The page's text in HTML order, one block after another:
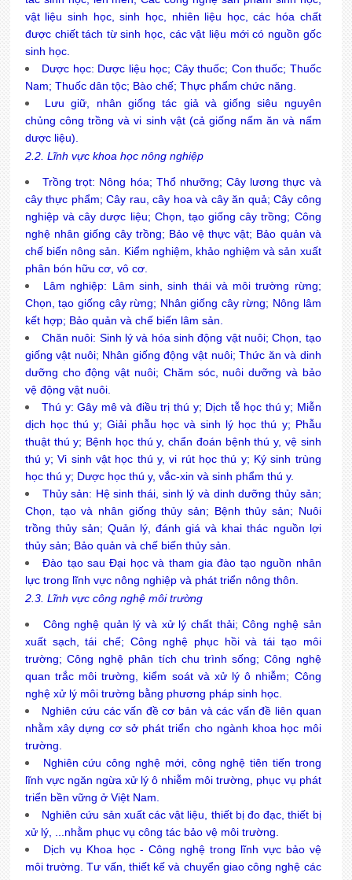
vật liệu sinh học, sinh học, nhiên liệu học, các hóa chất
được chiết tách từ sinh học, các vật liệu mới có nguồn gốc
sinh học.
Dược học: Dược liệu học; Cây thuốc; Con thuốc; Thuốc
Nam; Thuốc dân tộc; Bào chế; Thực phẩm chức năng.
Lưu giữ, nhân giống tác giả và giống siêu nguyên
chủng công trồng và vi sinh vật (cả giống nấm ăn và nấm
dược liệu).
2.2. Lĩnh vực khoa học nông nghiệp
Trồng trọt: Nông hóa; Thổ nhưỡng; Cây lương thực và
cây thực phẩm; Cây rau, cây hoa và cây ăn quả; Cây công
nghiệp và cây dược liệu; Chọn, tạo giống cây trồng; Công
nghệ nhân giống cây trồng; Bảo vệ thực vật; Bảo quản và
chế biến nông sản. Kiểm nghiệm, khảo nghiệm và sản xuất
phân bón hữu cơ, vô cơ.
Lâm nghiệp: Lâm sinh, sinh thái và môi trường rừng;
Chọn, tạo giống cây rừng; Nhân giống cây rừng; Nông lâm
kết hợp; Bảo quản và chế biến lâm sản.
Chăn nuôi: Sinh lý và hóa sinh động vật nuôi; Chọn, tạo
giống vật nuôi; Nhân giống động vật nuôi; Thức ăn và dinh
dưỡng cho động vật nuôi; Chăm sóc, nuôi dưỡng và bảo
vệ động vật nuôi.
Thú y: Gây mê và điều trị thú y; Dịch tễ học thú y; Miễn
dịch học thú y; Giải phẫu học và sinh lý học thú y; Phẫu
thuật thú y; Bệnh học thú y, chẩn đoán bệnh thú y, vệ sinh
thú y; Vi sinh vật học thú y, vi rút học thú y; Ký sinh trùng
học thú y; Dược học thú y, vắc-xin và sinh phẩm thú y.
Thủy sản: Hệ sinh thái, sinh lý và dinh dưỡng thủy sản;
Chọn, tạo và nhân giống thủy sản; Bệnh thủy sản; Nuôi
trồng thủy sản; Quản lý, đánh giá và khai thác nguồn lợi
thủy sản; Bảo quản và chế biến thủy sản.
Đào tạo sau Đại học và tham gia đào tạo nguồn nhân
lực trong lĩnh vực nông nghiệp và phát triển nông thôn.
2.3. Lĩnh vực công nghệ môi trường
Công nghệ quản lý và xử lý chất thải; Công nghệ sản
xuất sạch, tái chế; Công nghệ phục hồi và tái tạo môi
trường; Công nghệ phân tích chu trình sống; Công nghệ
quan trắc môi trường, kiểm soát và xử lý ô nhiễm; Công
nghệ xử lý môi trường bằng phương pháp sinh học.
Nghiên cứu các vấn đề cơ bản và các vấn đề liên quan
nhằm xây dựng cơ sở phát triển cho ngành khoa học môi
trường.
Nghiên cứu công nghệ mới, công nghệ tiên tiến trong
lĩnh vực ngăn ngừa xử lý ô nhiễm môi trường, phục vụ phát
triển bền vững ở Việt Nam.
Nghiên cứu sản xuất các vật liệu, thiết bị đo đạc, thiết bị
xử lý, ...nhằm phục vụ công tác bảo vệ môi trường.
Dịch vụ Khoa học - Công nghệ trong lĩnh vực bảo vệ
môi trường. Tư vấn, thiết kế và chuyển giao công nghệ các